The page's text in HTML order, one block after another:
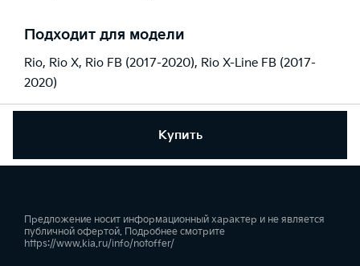
Купить
Подходит для модели
Rio, Rio X, Rio FB (2017-2020), Rio X-Line FB (2017-
2020)
Предложение носит информационный характер и не является
публичной офертой. Подробнее смотрите
https://www.kia.ru/info/notoffer/